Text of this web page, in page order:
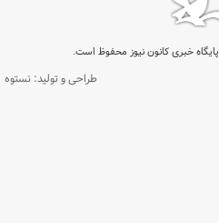
خبری کانون نیوز محفوظ است.
طراحی و تولید: نستوه